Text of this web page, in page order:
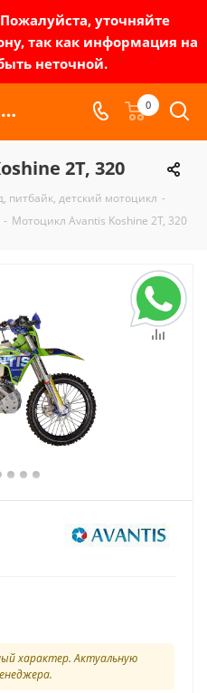
уточняйте
так как информация на
неточной.
Мотоцикл Avantis Koshine 2Т, 320 | Зел-мото 0
2Т, 320
питбайк, детский мотоцикл -
- Мотоцикл Avantis Koshine 2Т, 320
характер. Актуальную